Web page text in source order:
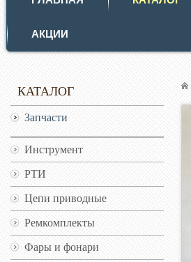
АКЦИИ
КАТАЛОГ
Запчасти
Инструмент
РТИ
Цепи приводные
Ремкомплекты
Фары и фонари